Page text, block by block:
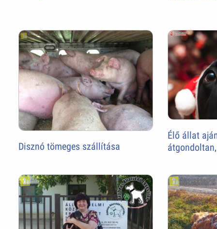
Disznó tömeges szállítása
Élő állat